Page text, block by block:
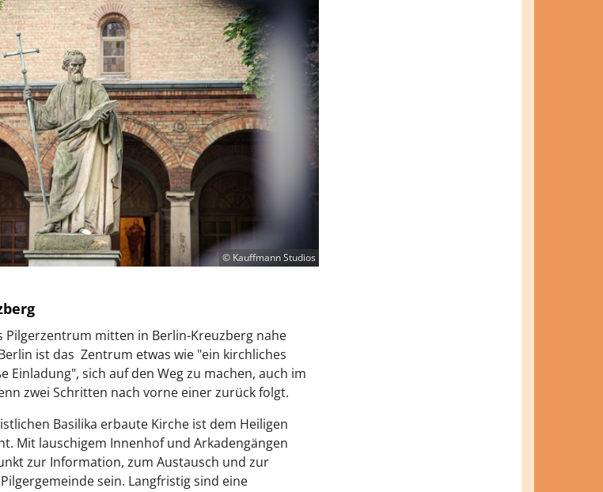
© Kauffmann Studios
Pilgerzentrum mitten in Berlin-Kreuzberg nahe
ist das Zentrum etwas wie "ein kirchliches
Einladung", sich auf den Weg zu machen, auch im
zwei Schritten nach vorne einer zurück folgt.
Basilika erbaute Kirche ist dem Heiligen
Mit lauschigem Innenhof und Arkadengängen
zur Information, zum Austausch und zur
sein. Langfristig sind eine